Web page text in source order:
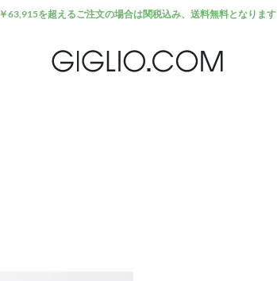
￥63,915を超えるご注文の場合は関税込み、送料無料となります